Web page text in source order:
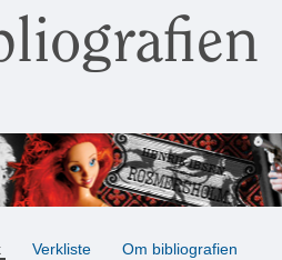
Verkliste Om bibliografien